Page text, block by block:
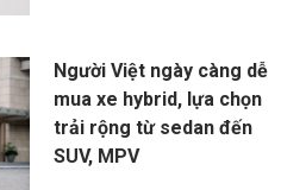
Người Việt ngày càng dễ
mua xe hybrid, lựa chọn
trải rộng từ sedan đến
SUV, MPV